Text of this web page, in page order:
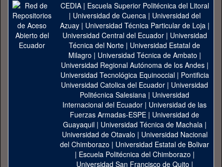
CEDIA| Escuela Superior Politécnica del Litoral
| Universidad de Cuenca| Universidad del
Azuay| Universidad Técnica Particular de Loja|
Universidad Central del Ecuador| Universidad
Técnica del Norte | Universidad Estatal de
Milagro | Universidad Técnica de Ambato |
Universidad Regional Autónoma de los Andes|
Universidad Tecnológica Equinoccial| Pontificia
Universidad Catolica del Ecuador | Universidad
Politécnica Salesiana | Universidad
Internacional del Ecuador | Universidad de las
Fuerzas Armadas-ESPE | Universidad de
Guayaquil| Universidad Técnica de Machala|
Universidad de Otavalo | Universidad Nacional
del Chimborazo | Universidad Estatal de Bolivar
| Escuela Politécnica del Chimborazo |
Universidad San Francisco de Quito |